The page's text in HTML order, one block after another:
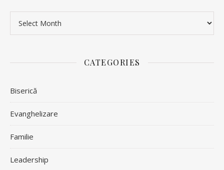
CATEGORIES
Biserică
Evanghelizare
Familie
Leadership